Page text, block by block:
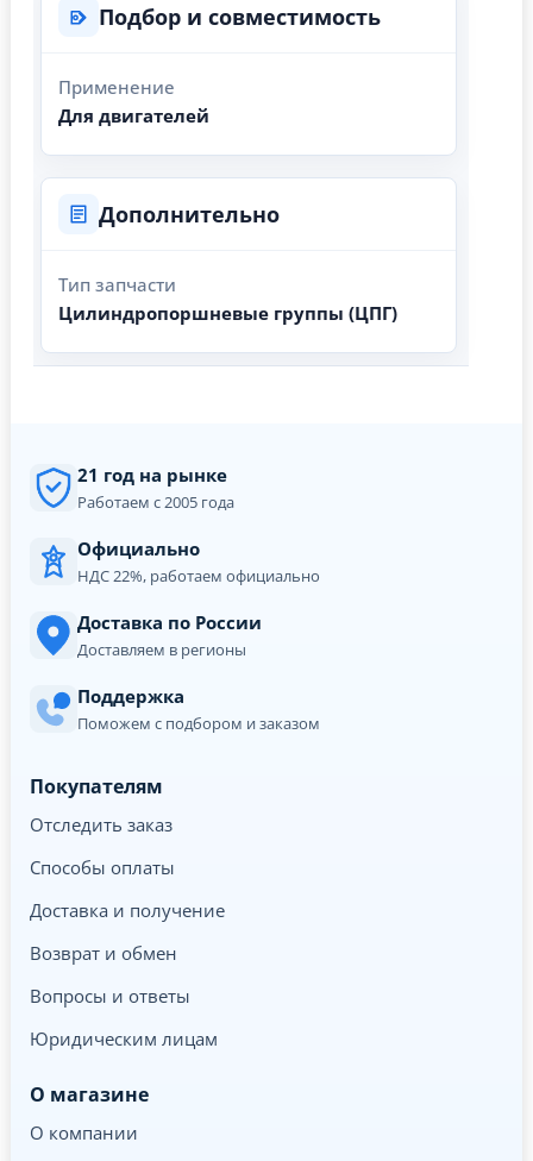
Подбор и совместимость
Применение
Для двигателей
Дополнительно
Тип запчасти
Цилиндропоршневые группы (ЦПГ)
21 год на рынке
Работаем с 2005 года
Официально
НДС 22%, работаем официально
Доставка по России
Доставляем в регионы
Поддержка
Поможем с подбором и заказом
Покупателям
Отследить заказ
Способы оплаты
Доставка и получение
Возврат и обмен
Вопросы и ответы
Юридическим лицам
О магазине
О компании